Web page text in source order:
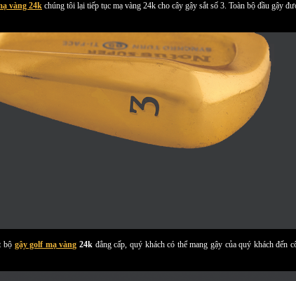
vàng 24k chúng tôi lại tiếp tục mạ vàng 24k cho cây gậy sắt số 3. Toàn bộ đầu gậy
bộ gậy golf mạ vàng 24k đẳng cấp, quý khách có thể mang gậy của quý khách